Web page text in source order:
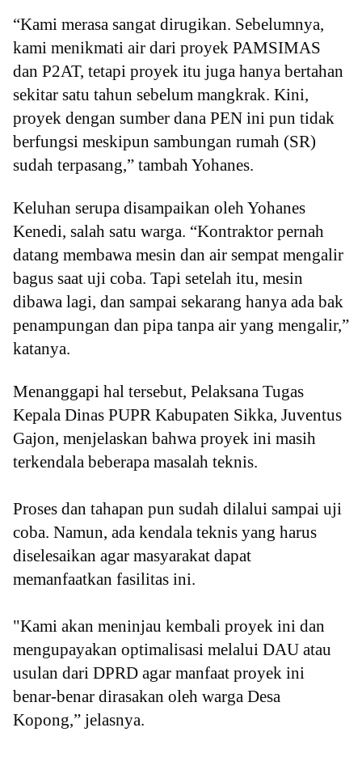
“Kami merasa sangat dirugikan. Sebelumnya,
kami menikmati air dari proyek PAMSIMAS
dan P2AT, tetapi proyek itu juga hanya bertahan
sekitar satu tahun sebelum mangkrak. Kini,
proyek dengan sumber dana PEN ini pun tidak
berfungsi meskipun sambungan rumah (SR)
sudah terpasang,” tambah Yohanes.
Keluhan serupa disampaikan oleh Yohanes
Kenedi, salah satu warga. “Kontraktor pernah
datang membawa mesin dan air sempat mengalir
bagus saat uji coba. Tapi setelah itu, mesin
dibawa lagi, dan sampai sekarang hanya ada bak
penampungan dan pipa tanpa air yang mengalir,”
katanya.
Menanggapi hal tersebut, Pelaksana Tugas
Kepala Dinas PUPR Kabupaten Sikka, Juventus
Gajon, menjelaskan bahwa proyek ini masih
terkendala beberapa masalah teknis.
Proses dan tahapan pun sudah dilalui sampai uji
coba. Namun, ada kendala teknis yang harus
diselesaikan agar masyarakat dapat
memanfaatkan fasilitas ini.
"Kami akan meninjau kembali proyek ini dan
mengupayakan optimalisasi melalui DAU atau
usulan dari DPRD agar manfaat proyek ini
benar-benar dirasakan oleh warga Desa
Kopong,” jelasnya.